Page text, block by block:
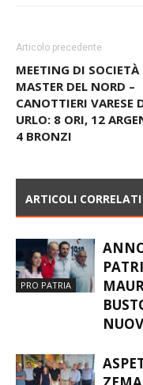
Articolo precedente
MEETING DI SOCIETÀ
MASTER DEL NORD –
CANOTTIERI VARESE
URLO: 8 ORI, 12
4 BRONZI
ARTICOLI CORRELATI
PRO PATRIA